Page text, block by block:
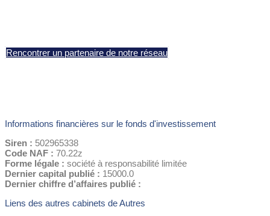
Rencontrer un partenaire de notre réseau
Informations financières sur le fonds d'investissement
Siren : 502965338
Code NAF : 70.22z
Forme légale : société à responsabilité limitée
Dernier capital publié : 15000.0
Dernier chiffre d’affaires publié :
Liens des autres cabinets de Autres